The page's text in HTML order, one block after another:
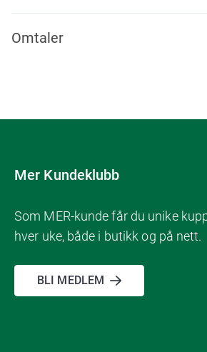
Omtaler
Mer Kundeklubb
Som MER-kunde får du unike
hver uke, både i butikk og på nett.
BLI MEDLEM